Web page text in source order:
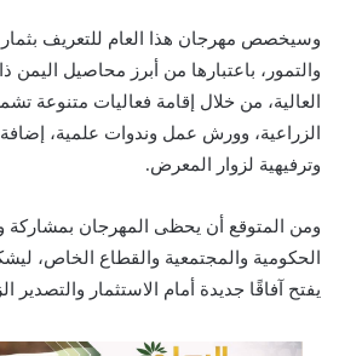
وسيخصص مهرجان هذا العام للتعريف بثمار
والتمور، باعتبارها من أبرز محاصيل اليمن
العالية، من خلال إقامة فعاليات متنوعة
الزراعية، وورش عمل وندوات علمية،
وترفيهية لزوار المعرض.
ومن المتوقع أن يحظى المهرجان بمشاركة
الحكومية والمجتمعية والقطاع الخاص،
يفتح آفاقًا جديدة أمام الاستثمار والتصدير